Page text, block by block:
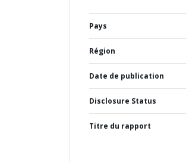
Pays
Région
Date de publication
Disclosure Status
Titre du rapport